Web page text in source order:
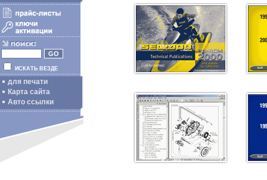
ИСКАТЬ ВЕЗДЕ
для печати
Карта сайта
Авто ссылки